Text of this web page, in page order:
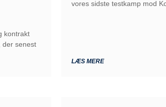
kontrakt
der senest
vores sidste testkamp mod
LÆS MERE